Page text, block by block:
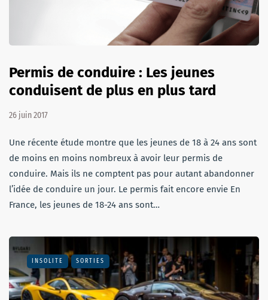
Permis de conduire : Les jeunes
conduisent de plus en plus tard
26 juin 2017
Une récente étude montre que les jeunes de 18 à 24 ans sont
de moins en moins nombreux à avoir leur permis de
conduire. Mais ils ne comptent pas pour autant abandonner
l’idée de conduire un jour. Le permis fait encore envie En
France, les jeunes de 18-24 ans sont…
INSOLITE SORTIES